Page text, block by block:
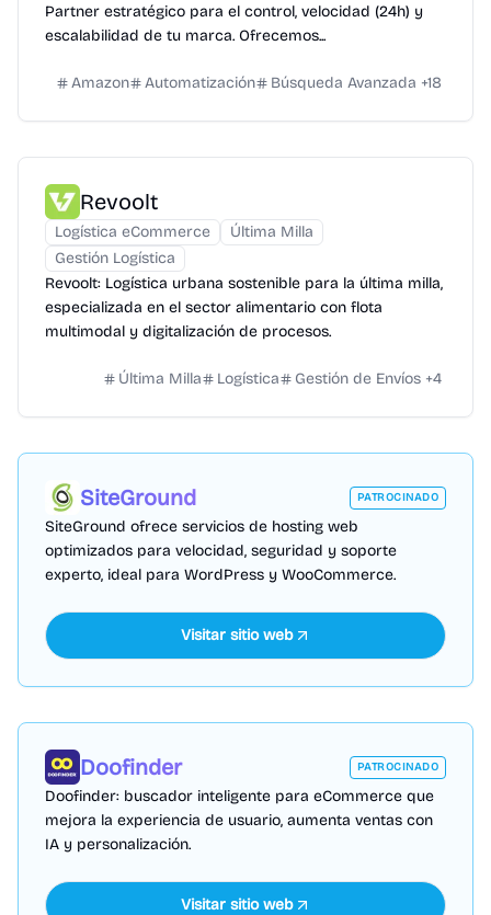
Partner estratégico para el control, velocidad (24h) y
escalabilidad de tu marca. Ofrecemos...
Amazon Automatización Búsqueda Avanzada +18
Revoolt
Logística eCommerce
Última Milla
Gestión Logística
Revoolt: Logística urbana sostenible para la última milla,
especializada en el sector alimentario con flota
multimodal y digitalización de procesos.
Última Milla Logística Gestión de Envíos +4
SiteGround PATROCINADO
SiteGround ofrece servicios de hosting web
optimizados para velocidad, seguridad y soporte
experto, ideal para WordPress y WooCommerce.
Visitar sitio web
Doofinder PATROCINADO
Doofinder: buscador inteligente para eCommerce que
mejora la experiencia de usuario, aumenta ventas con
IA y personalización.
Visitar sitio web